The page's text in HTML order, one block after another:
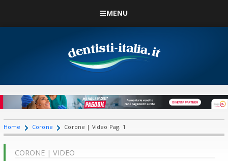
MENU
Home Corone Corone | Video Pag. 1
CORONE | VIDEO